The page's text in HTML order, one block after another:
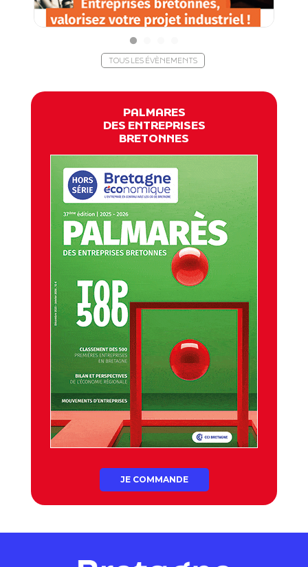
TOUS LES ÉVÈNEMENTS
PALMARES
DES ENTREPRISES
BRETONNES
JE COMMANDE